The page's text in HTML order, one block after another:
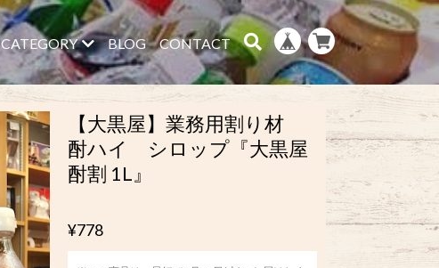
CATEGORY BLOG CONTACT
【大黒屋】業務用割り材
酎ハイ シロップ『大黒屋
酎割 1L』
¥778